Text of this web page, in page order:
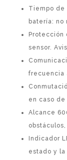
Tiempo de
batería: no
Protección
sensor.
frecuencia
en caso de
Alcance
Indicador
estado y la